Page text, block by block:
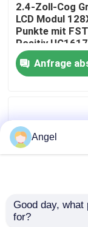
Über uns
Fabrik-Ausflug
Treten Sie mit
Fordern Sie
Anzeige LCD
2.4-Zoll-Cog
LCD Modul
Punkte mit
Positiv
Controller
für Meter und
elektrische
Anfrage
Angel
Good day,
for?